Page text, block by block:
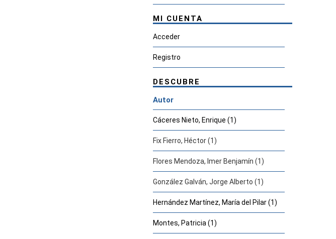
MI CUENTA
Acceder
Registro
DESCUBRE
Autor
Cáceres Nieto, Enrique (1)
Fix Fierro, Héctor (1)
Flores Mendoza, Imer Benjamín (1)
González Galván, Jorge Alberto (1)
Hernández Martínez, María del Pilar (1)
Montes, Patricia (1)